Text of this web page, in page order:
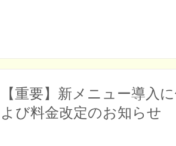
【重要】新メニュー導入
よび料金改定のお知らせ